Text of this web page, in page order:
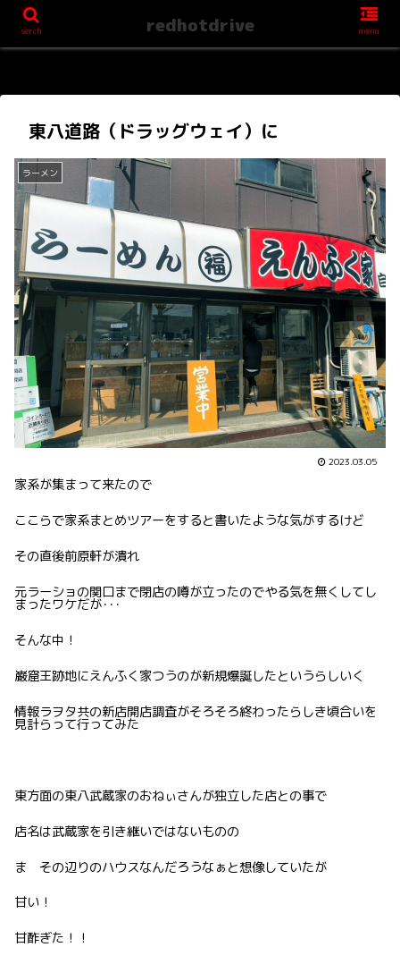
東八道路（ドラッグウェイ）に
ラーメン
2023.03.05
家系が集まって来たので
ここらで家系まとめツアーをすると書いたような気がするけど
その直後前原軒が潰れ
元ラーショの関口まで閉店の噂が立ったのでやる気を無くしてし
まったワケだが･･･
そんな中！
巌窟王跡地にえんふく家つうのが新規爆誕したというらしいく
情報ラヲタ共の新店開店調査がそろそろ終わったらしき頃合いを
見計らって行ってみた
東方面の東八武蔵家のおねぃさんが独立した店との事で
店名は武蔵家を引き継いではないものの
ま その辺りのハウスなんだろうなぁと想像していたが
甘い！
甘酢ぎた！！
serch redhotdrive menu